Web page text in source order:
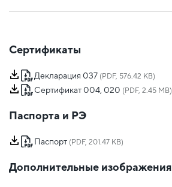
Сертификаты
Декларация 037 (PDF, 576.42 KB)
Сертификат 004, 020 (PDF, 2.45 MB)
Паспорта и РЭ
Паспорт (PDF, 201.47 KB)
Дополнительные изображения